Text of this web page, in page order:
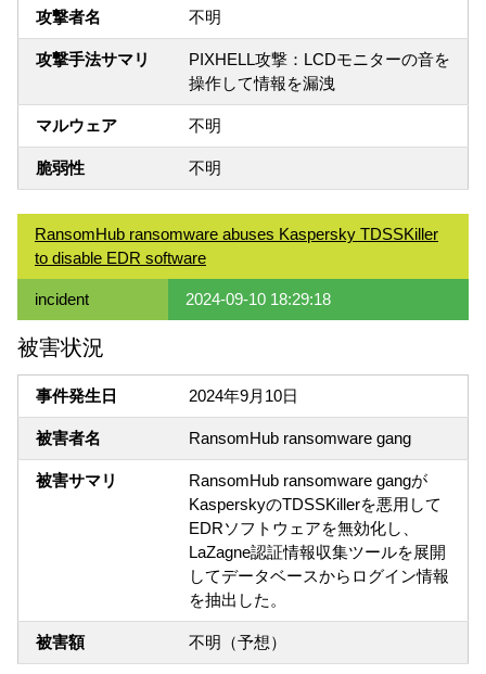
攻撃者名 不明
攻撃手法サマリ
PIXHELL攻撃：LCDモニターの音を
操作して情報を漏洩
マルウェア 不明
脆弱性 不明
RansomHub ransomware abuses Kaspersky TDSSKiller
to disable EDR software
incident 2024-09-10 18:29:18
被害状況
事件発生日 2024年9月10日
被害者名 RansomHub ransomware gang
被害サマリ
RansomHub ransomware gangが
KasperskyのTDSSKillerを悪用して
EDRソフトウェアを無効化し、
LaZagne認証情報収集ツールを展開
してデータベースからログイン情報
を抽出した。
被害額 不明（予想）